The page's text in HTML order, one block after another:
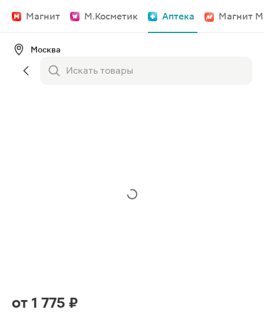
Магнит М.Косметик Аптека Магнит
Москва
от 1 775 ₽